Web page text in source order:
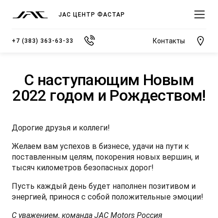
JAC ЦЕНТР ФАСТАР
JS3 Кроссовер
от 1 484 000 ₽*
ПОКУПАТЕЛЯМ
ВЫБОР И ПОКУПКА
Спецпредложения
Видеообзоры модельного ряда JAC
ВЛАДЕЛЬЦАМ
СЕРВИС
Записаться на сервис
Полезная информация
О КОМПАНИИ
О ДИЛЕРСКОМ ЦЕНТРЕ
Новости
Блог
+7 (383) 363-63-33 Контакты
С наступающим Новым
2022 годом и Рождеством!
Дорогие друзья и коллеги!
Желаем вам успехов в бизнесе, удачи на пути к
поставленным целям, покорения новых вершин, и
тысяч километров безопасных дорог!
Пусть каждый день будет наполнен позитивом и
энергией, принося с собой положительные эмоции!
С уважением, команда JAC Motors Россия